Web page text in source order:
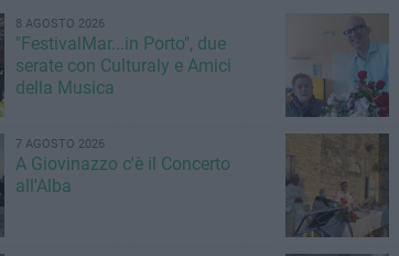
8 AGOSTO 2026
"FestivalMar...in Porto", due
serate con Culturaly e Amici
della Musica
7 AGOSTO 2026
A Giovinazzo c'è il Concerto
all'Alba